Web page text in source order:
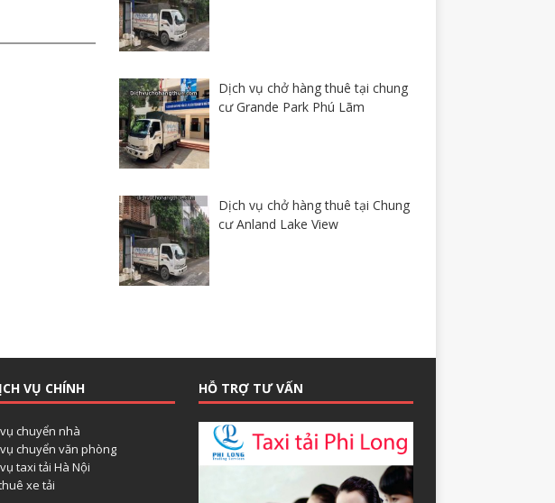
Dịch vụ chở hàng thuê tại chung
cư Grande Park Phú Lãm
Dịch vụ chở hàng thuê tại Chung
cư Anland Lake View
VỤ CHÍNH
chuyển nhà
chuyển văn phòng
taxi tải Hà Nội
xe tải
HỖ TRỢ TƯ VẤN